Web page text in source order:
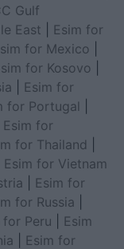
Gulf
East
Esim for
for Mexico
for Kosovo
Esim for
for Portugal
Esim for
for Thailand
Esim for Vietnam
Esim for
for Russia
for Peru
Esim
Esim for